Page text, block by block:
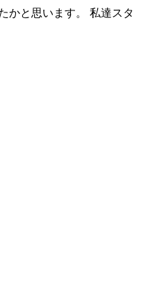
かと思います。 私達スタ